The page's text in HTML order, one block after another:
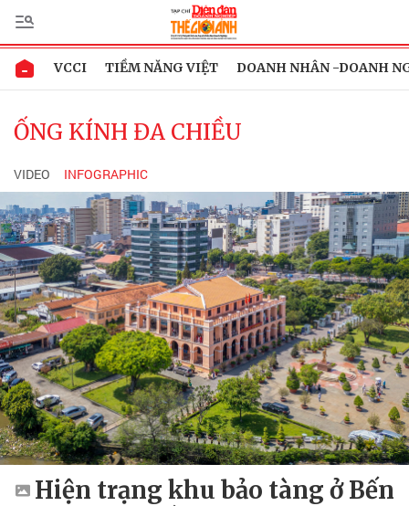
VCCI TIỀM NĂNG VIỆT DOANH NHÂN -DOANH
ỐNG KÍNH ĐA CHIỀU
VIDEO INFOGRAPHIC
Hiện trạng khu bảo tàng ở Bến